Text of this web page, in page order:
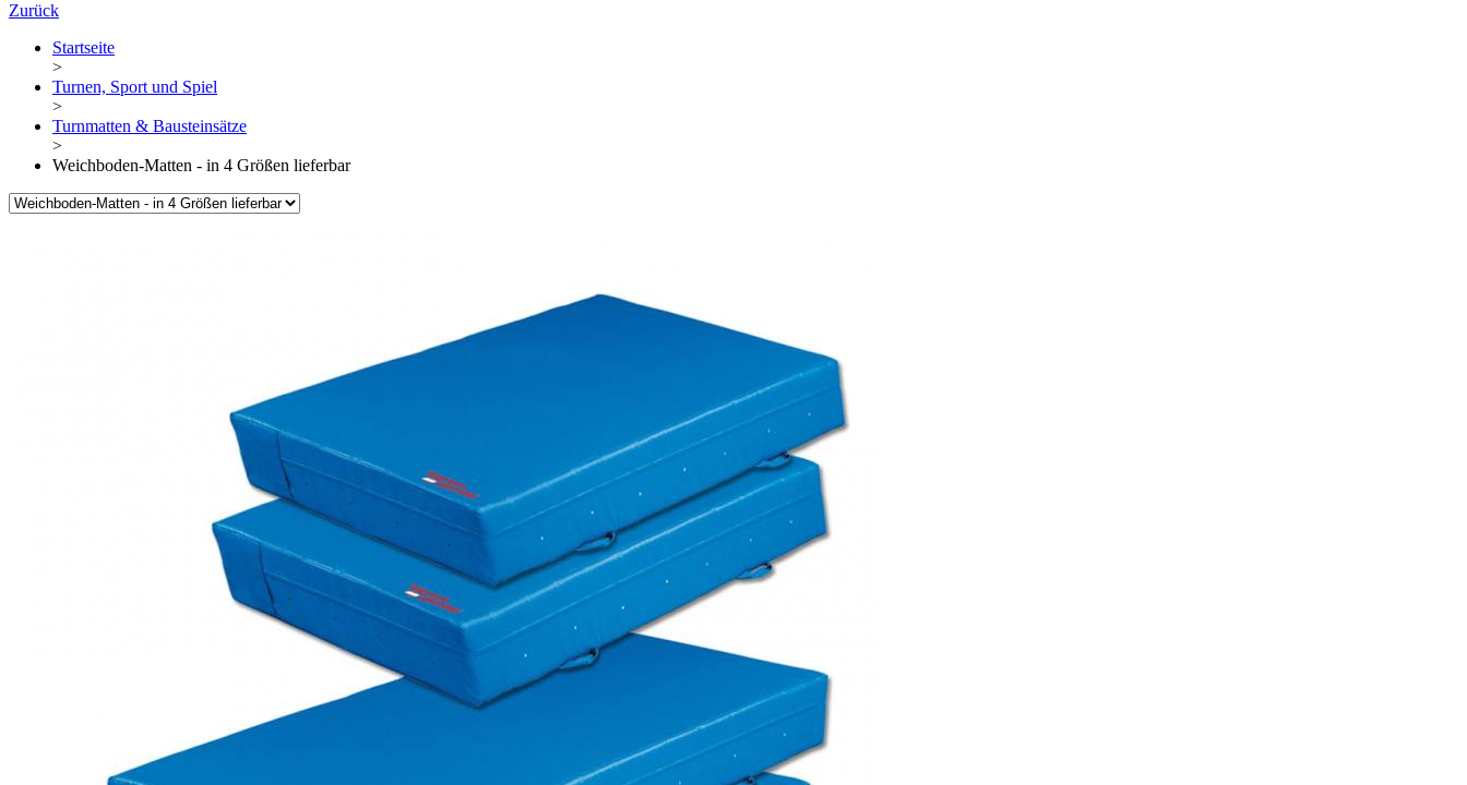
Zurück
Startseite
>
Turnen, Sport und Spiel
>
Turnmatten & Bausteinsätze
>
Weichboden-Matten - in 4 Größen lieferbar